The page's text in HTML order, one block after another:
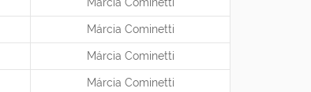
Márcia Cominetti
Márcia Cominetti
Márcia Cominetti